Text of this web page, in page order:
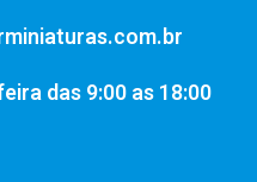
das 9:00 as 18:00